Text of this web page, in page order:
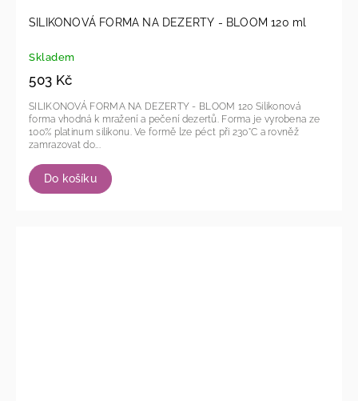
SILIKONOVÁ FORMA NA DEZERTY - BLOOM 120 ml
Skladem
503 Kč
Do košíku
SILIKONOVÁ FORMA NA DEZERTY - BLOOM 120 Silikonová
forma vhodná k mražení a pečení dezertů. Forma je vyrobena ze
100% platinum silikonu. Ve formě lze péct při 230°C a rovněž
zamrazovat do...